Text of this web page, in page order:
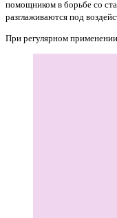
помощником в борьбе со
разглаживаются под
При регулярном